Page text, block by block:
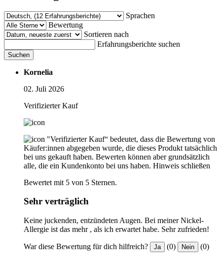
Sprachen
Bewertung
Sortieren nach
Erfahrungsberichte suchen
Suchen
Kornelia
02. Juli 2026
Verifizierter Kauf
"Verifizierter Kauf“ bedeutet, dass die Bewertung von
Käufer:innen abgegeben wurde, die dieses Produkt tatsächlich
bei uns gekauft haben. Bewerten können aber grundsätzlich
alle, die ein Kundenkonto bei uns haben. Hinweis schließen
Bewertet mit 5 von 5 Sternen.
Sehr verträglich
Keine juckenden, entzündeten Augen. Bei meiner Nickel-
Allergie ist das mehr , als ich erwartet habe. Sehr zufrieden!
War diese Bewertung für dich hilfreich? Ja (0) Nein (0)